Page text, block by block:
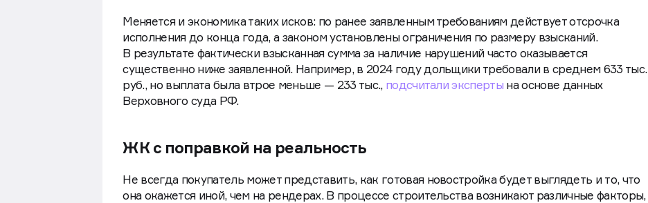
Меняется и экономика таких исков: по ранее заявленным требованиям действует отсрочка
исполнения до конца года, а законом установлены ограничения по размеру взысканий.
В результате фактически взысканная сумма за наличие нарушений часто оказывается
существенно ниже заявленной. Например, в 2024 году дольщики требовали в среднем 633 тыс.
руб., но выплата была втрое меньше — 233 тыс., подсчитали эксперты на основе данных
Верховного суда РФ.
ЖК с поправкой на реальность
Не всегда покупатель может представить, как готовая новостройка будет выглядеть и то, что
она окажется иной, чем на рендерах. В процессе строительства возникают различные факторы,